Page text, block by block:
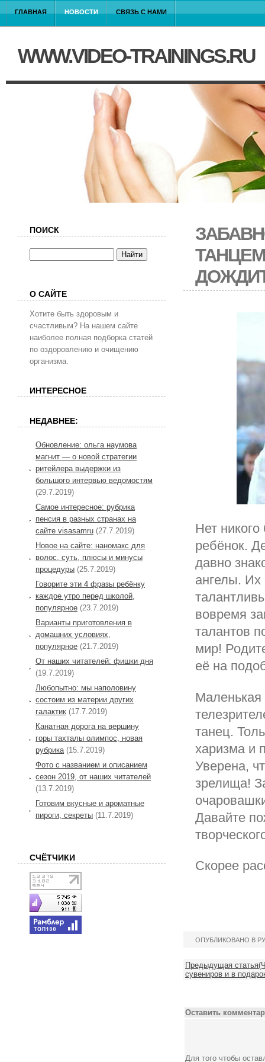
ГЛАВНАЯ НОВОСТИ СВЯЗЬ С НАМИ
WWW.VIDEO-TRAININGS.RU
Нет
ребёнок.
давно
ангелы. Их
вовремя
талантов
мир!
её на
Маленькая
танец.
харизма и
Уверена,
зрелища!
Давайте
Скорее
ОПУБЛИКОВАНО В
Предыдущая
сувениров и в
Оставить
Для того чтобы
ПОИСК
О САЙТЕ
Хотите быть здоровым и
счастливым? На нашем сайте
наиболее полная подборка статей
по оздоровлению и очищению
организма.
ИНТЕРЕСНОЕ
НЕДАВНЕЕ:
Обновление: ольга наумова
магнит — о новой стратегии
ритейлера выдержки из
большого интервью ведомостям
(29.7.2019)
Самое интересное: рубрика
пенсия в разных странах на
сайте visasamru (27.7.2019)
Новое на сайте: наномакс для
волос, суть, плюсы и минусы
процедуры (25.7.2019)
Говорите эти 4 фразы ребёнку
каждое утро перед школой,
популярное (23.7.2019)
Варианты приготовления в
домашних условиях,
популярное (21.7.2019)
От наших читателей: фишки дня
(19.7.2019)
Любопытно: мы наполовину
состоим из материи других
галактик (17.7.2019)
Канатная дорога на вершину
горы тахталы олимпос, новая
рубрика (15.7.2019)
Фото с названием и описанием
сезон 2019, от наших читателей
(13.7.2019)
Готовим вкусные и ароматные
пироги, секреты (11.7.2019)
СЧЁТЧИКИ